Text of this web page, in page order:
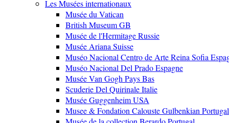
Les Musées internationaux
Musée du Vatican
British Museum GB
Musée de l'Hermitage Russie
Musée Ariana Suisse
Muséo Nacional Centro de Arte Reina Sofia
Muséo Nacional Del Prado Espagne
Musée Van Gogh Pays Bas
Scuderie Del Quirinale Italie
Musée Guggenheim USA
Musee & Fondation Calouste Gulbenkian Portugal